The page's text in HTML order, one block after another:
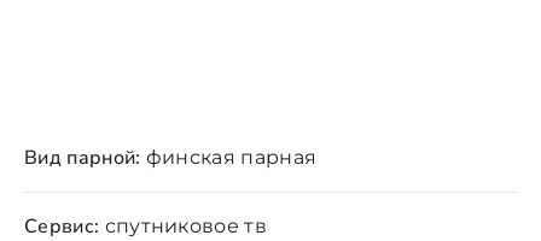
Вид парной: финская парная
Сервис: спутниковое тв